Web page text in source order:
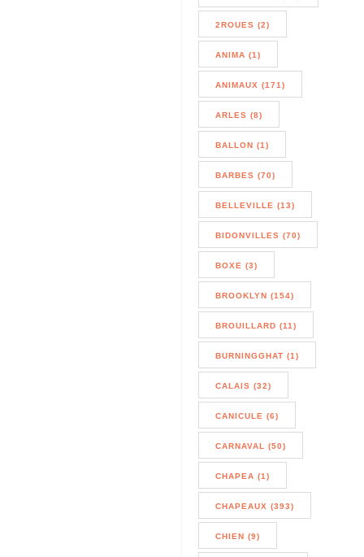
2ROUES (2)
ANIMA (1)
ANIMAUX (171)
ARLES (8)
BALLON (1)
BARBES (70)
BELLEVILLE (13)
BIDONVILLES (70)
BOXE (3)
BROOKLYN (154)
BROUILLARD (11)
BURNINGGHAT (1)
CALAIS (32)
CANICULE (6)
CARNAVAL (50)
CHAPEA (1)
CHAPEAUX (393)
CHIEN (9)